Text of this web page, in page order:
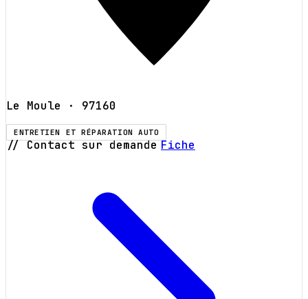
Le Moule · 97160
ENTRETIEN ET RÉPARATION AUTO
// Contact sur demande Fiche